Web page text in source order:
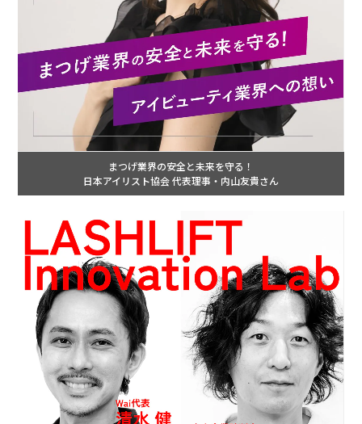
まつげ業界の安全と未来を守る！
日本アイリスト協会 代表理事・内山友貴さん